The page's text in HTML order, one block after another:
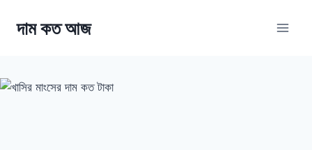
দাম কত আজ